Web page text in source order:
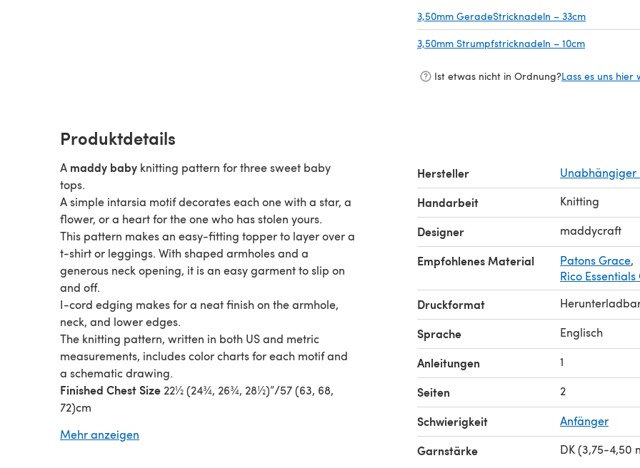
3,50mm GeradeStricknadeln – 33cm
3,50mm Strumpfstricknadeln – 10cm
Ist etwas nicht in Ordnung?Lass es uns hier
Produktdetails
A maddy baby knitting pattern for three sweet baby
tops.
A simple intarsia motif decorates each one with a star, a
flower, or a heart for the one who has stolen yours.
This pattern makes an easy-fitting topper to layer over a
t-shirt or leggings. With shaped armholes and a
generous neck opening, it is an easy garment to slip on
and off.
I-cord edging makes for a neat finish on the armhole,
neck, and lower edges.
The knitting pattern, written in both US and metric
measurements, includes color charts for each motif and
a schematic drawing.
Finished Chest Size 22½ (24¾, 26¾, 28½)”/57 (63, 68,
72)cm
Paintbox Yarns/Cotton DK - 3 (3, 3, 3) balls
Mehr anzeigen
Hersteller Unabhängiger
Handarbeit Knitting
Designer maddycraft
Empfohlenes Material Patons Grace,
Rico
Druckformat
Sprache Englisch
Anleitungen 1
Seiten 2
Schwierigkeit Anfänger
Garnstärke DK (3,75-4,50